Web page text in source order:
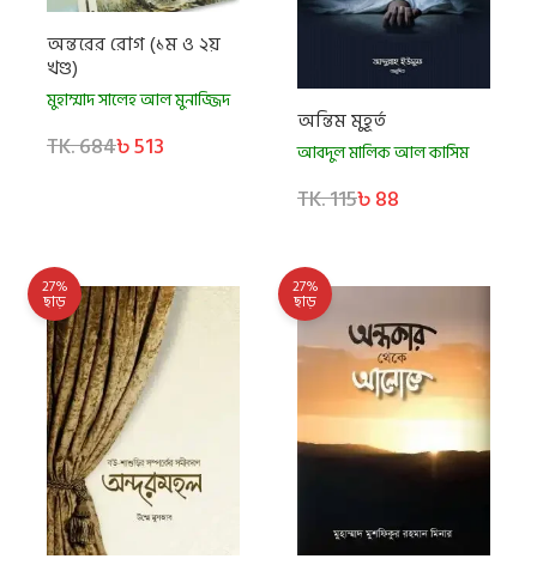
অন্তরের রোগ (১ম ও ২য়
খণ্ড)
মুহাম্মাদ সালেহ আল মুনাজ্জিদ
TK. 684৳ 513
অন্তিম মুহূর্ত
আবদুল মালিক আল কাসিম
TK. 115৳ 88
27%
ছাড়
27%
ছাড়